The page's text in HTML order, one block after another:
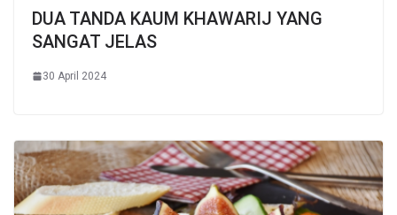
DUA TANDA KAUM KHAWARIJ YANG
SANGAT JELAS
30 April 2024